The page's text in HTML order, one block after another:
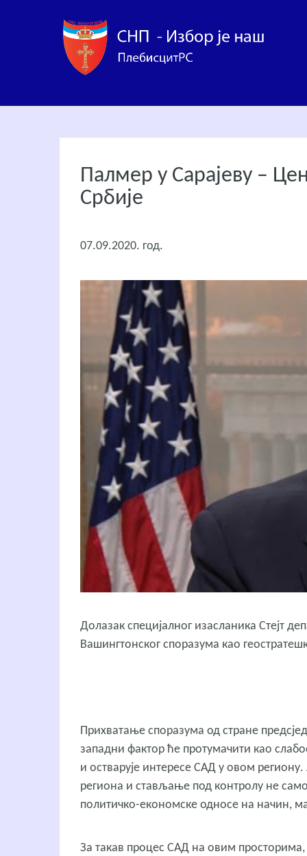
Палмер у Сарајеву –
Србије
07.09.2020. год.
Долазак специјалног изасланика Стејт
Вашингтонског споразума као
Прихватање споразума од стране
западни фактор ће протумачити као
и остварује интересе САД у овом
региона и стављање под контролу не
политичко-економске односе на начин,
За такав процес САД на овим